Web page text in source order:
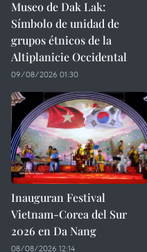
Museo de Dak Lak:
Símbolo de unidad de
grupos étnicos de la
Altiplanicie Occidental
09/08/2026 01:30
Inauguran Festival
Vietnam-Corea del Sur
2026 en Da Nang
08/08/2026 12:14